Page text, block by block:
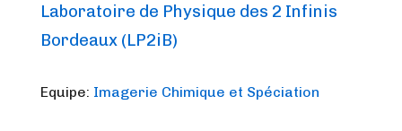
Laboratoire de Physique des 2 Infinis
Bordeaux (LP2iB)
Equipe: Imagerie Chimique et Spéciation